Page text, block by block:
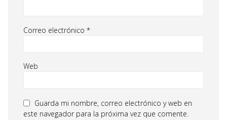
Correo electrónico *
Web
Guarda mi nombre, correo electrónico y web en
este navegador para la próxima vez que comente.